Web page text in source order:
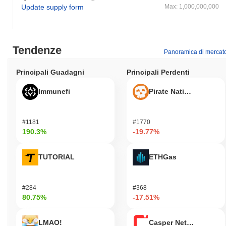
Update supply form
Max: 1,000,000,000
impegnati nella finanza decentralizzata e che apprezzano i
BSCGold protegge la sua rete utilizzando un meccanismo di
creazione dei blocchi in base al numero di monete che detengono
e sono disposti a "mettere in staking". Questo approccio non solo
incentiva i validatori ad agire onestamente, ma contribuisce anche
attacchi rispetto ai tradizionali sistemi Proof of Work.
BSCGold ha affrontato controversie o rischi?
BSCGold ha affrontato significative controversie a causa di
preoccupazioni riguardo all'estrema volatilità e al rischio di
suoi incidenti di sicurezza, sollevando interrogativi sulla sua
affidabilità complessiva e sulla sicurezza degli investitori. Gli
condurre ricerche approfondite prima di impegnarsi con l'asset.
Tendenze Panoramica di
Principali Guadagni
Immunefi
#1181
190.3%
TUTORIAL
#284
80.75%
LMAO!
Principali Perdenti
Pirate Nation Token
#1770
-19.77%
ETHGas
#368
-17.51%
Casper Network